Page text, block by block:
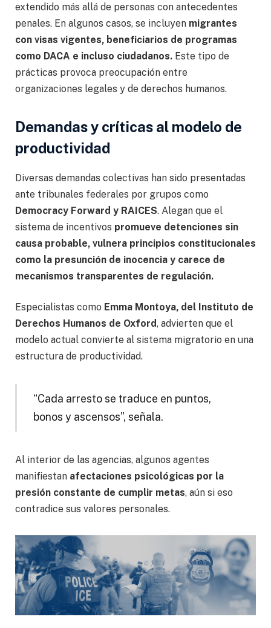
extendido más allá de personas con antecedentes
penales. En algunos casos, se incluyen migrantes
con visas vigentes, beneficiarios de programas
como DACA e incluso ciudadanos. Este tipo de
prácticas provoca preocupación entre
organizaciones legales y de derechos humanos.
Demandas y críticas al modelo de
productividad
Diversas demandas colectivas han sido presentadas
ante tribunales federales por grupos como
Democracy Forward y RAICES. Alegan que el
sistema de incentivos promueve detenciones sin
causa probable, vulnera principios constitucionales
como la presunción de inocencia y carece de
mecanismos transparentes de regulación.
Especialistas como Emma Montoya, del Instituto de
Derechos Humanos de Oxford, advierten que el
modelo actual convierte al sistema migratorio en una
estructura de productividad.
“Cada arresto se traduce en puntos,
bonos y ascensos”, señala.
Al interior de las agencias, algunos agentes
manifiestan afectaciones psicológicas por la
presión constante de cumplir metas, aún si eso
contradice sus valores personales.